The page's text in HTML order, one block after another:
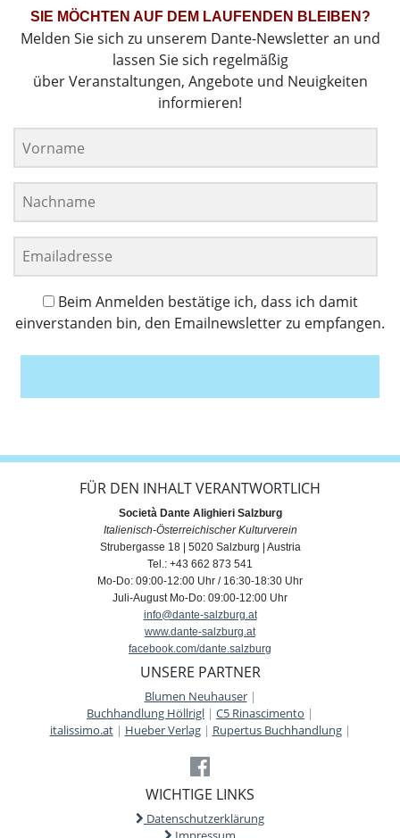
SIE MÖCHTEN AUF DEM LAUFENDEN BLEIBEN?
Melden Sie sich zu unserem Dante-Newsletter an und
lassen Sie sich regelmäßig
über Veranstaltungen, Angebote und Neuigkeiten
informieren!
Beim Anmelden bestätige ich, dass ich damit
einverstanden bin, den Emailnewsletter zu empfangen.
FÜR DEN INHALT VERANTWORTLICH
Società Dante Alighieri Salzburg
Italienisch-Österreichischer Kulturverein
Strubergasse 18 | 5020 Salzburg | Austria
Tel.: +43 662 873 541
Mo-Do: 09:00-12:00 Uhr / 16:30-18:30 Uhr
Juli-August Mo-Do: 09:00-12:00 Uhr
info@dante-salzburg.at
www.dante-salzburg.at
facebook.com/dante.salzburg
UNSERE PARTNER
Blumen Neuhauser|
Buchhandlung Höllrigl | C5 Rinascimento |
italissimo.at| Hueber Verlag| Rupertus Buchhandlung|
WICHTIGE LINKS
Datenschutzerklärung